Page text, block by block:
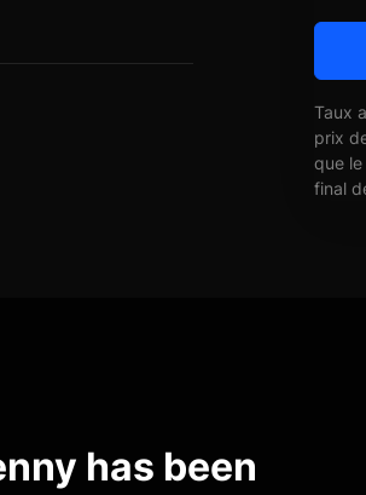
Taux
prix
que
final
has been